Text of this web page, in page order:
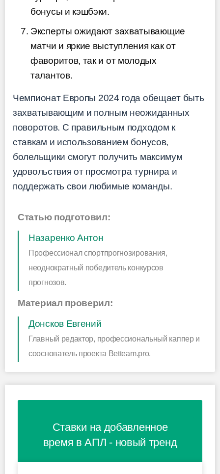
бонусы и кэшбэки.
Эксперты ожидают захватывающие
матчи и яркие выступления как от
фаворитов, так и от молодых
талантов.
Чемпионат Европы 2024 года обещает быть
захватывающим и полным неожиданных
поворотов. С правильным подходом к
ставкам и использованием бонусов,
болельщики смогут получить максимум
удовольствия от просмотра турнира и
поддержать свои любимые команды.
Статью подготовил:
Назаренко Антон
Профессионал спортпрогнозирования,
неоднократный победитель конкурсов
прогнозов.
Материал проверил:
Донсков Евгений
Главный редактор, профессиональный каппер и
сооснователь проекта Betteam.pro.
Ставки на добавленное
время в АПЛ - новый тренд